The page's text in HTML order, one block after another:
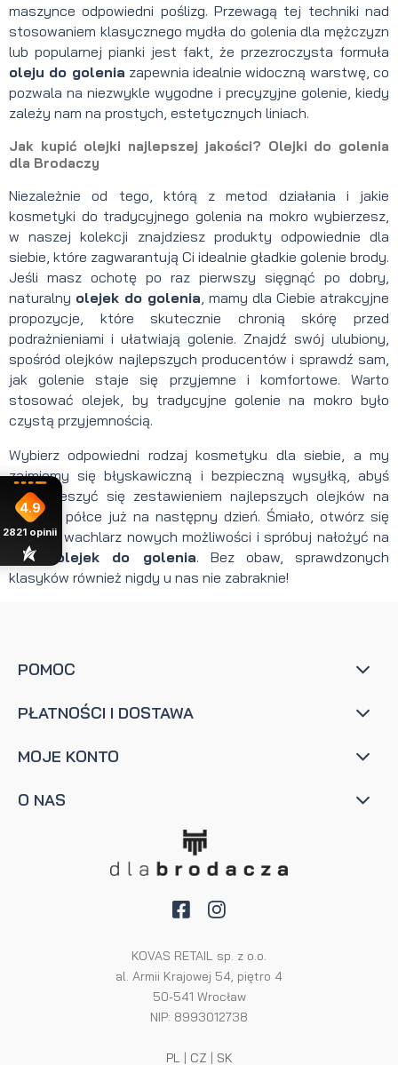
maszynce odpowiedni poślizg. Przewagą tej techniki nad
stosowaniem klasycznego mydła do golenia dla mężczyzn
lub popularnej pianki jest fakt, że przezroczysta formuła
oleju do golenia zapewnia idealnie widoczną warstwę, co
pozwala na niezwykle wygodne i precyzyjne golenie, kiedy
zależy nam na prostych, estetycznych liniach.
Jak kupić olejki najlepszej jakości? Olejki do golenia
dla Brodaczy
Niezależnie od tego, którą z metod działania i jakie
kosmetyki do tradycyjnego golenia na mokro wybierzesz,
w naszej kolekcji znajdziesz produkty odpowiednie dla
siebie, które zagwarantują Ci idealnie gładkie golenie brody.
Jeśli masz ochotę po raz pierwszy sięgnąć po dobry,
naturalny olejek do golenia , mamy dla Ciebie atrakcyjne
propozycje, które skutecznie chronią skórę przed
podrażnieniami i ułatwiają golenie. Znajdź swój ulubiony,
spośród olejków najlepszych producentów i sprawdź sam,
jak golenie staje się przyjemne i komfortowe. Warto
stosować olejek, by tradycyjne golenie na mokro było
czystą przyjemnością.
Wybierz odpowiedni rodzaj kosmetyku dla siebie, a my
zajmiemy się błyskawiczną i bezpieczną wysyłką, abyś
mógł cieszyć się zestawieniem najlepszych olejków na
własnej półce już na następny dzień. Śmiało, otwórz się
więc na wachlarz nowych możliwości i spróbuj nałożyć na
skórę
olejek do golenia. Bez obaw, sprawdzonych
klasyków również nigdy u nas nie zabraknie!
POMOC
PŁATNOŚCI I DOSTAWA
MOJE KONTO
O NAS
KOVAS RETAIL sp. z o.o.
al. Armii Krajowej 54, piętro 4
50-541 Wrocław
NIP: 8993012738
PL| CZ | SK
4.9
2821 opinii